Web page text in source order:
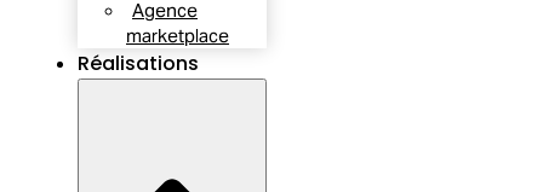
Agence
marketplace
Réalisations